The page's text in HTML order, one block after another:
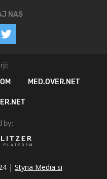
NAS
MED.OVER.NET
by:
| Styria Media si